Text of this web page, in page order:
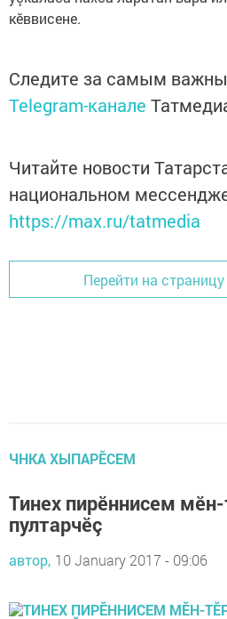
кӗввисене.
Следите за самым
Telegram-канале
Читайте новости
национальном
https://max.ru/tatmedia
Перейти на
ЧНКА ХЫПАРӖСЕМ
Тинех пирӗннисем
пултарчӗç
автор, 10 January 2017 - 09:06